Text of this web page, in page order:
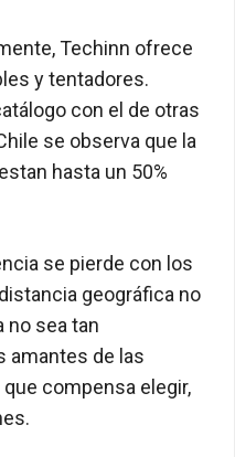
Techinn ofrece
y tentadores.
con el de otras
se observa que la
hasta un 50%
se pierde con los
geográfica no
no sea tan
amantes de las
compensa elegir,